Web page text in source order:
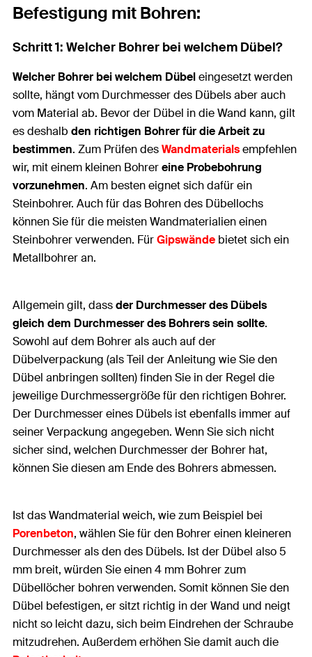
Befestigung mit Bohren:
Schritt 1: Welcher Bohrer bei welchem Dübel?
Welcher Bohrer bei welchem Dübeleingesetzt werden
sollte, hängt vom Durchmesser des Dübels aber auch
vom Material ab. Bevor der Dübel in die Wand kann, gilt
es deshalb den richtigen Bohrer für die Arbeit zu
bestimmen. Zum Prüfen desWandmaterialsempfehlen
wir, mit einem kleinen Bohrereine Probebohrung
vorzunehmen. Am besten eignet sich dafür ein
Steinbohrer. Auch für das Bohren des Dübellochs
können Sie für die meisten Wandmaterialien einen
Steinbohrer verwenden. FürGipswände bietet sich ein
Metallbohrer an.
Allgemein gilt, dassder Durchmesser des Dübels
gleich dem Durchmesser des Bohrerssein sollte.
Sowohl auf dem Bohrer als auch auf der
Dübelverpackung (als Teil der Anleitung wie Sie den
Dübel anbringen sollten) finden Sie in der Regel die
jeweilige Durchmessergröße für den richtigen Bohrer.
Der Durchmesser eines Dübels ist ebenfalls immer auf
seiner Verpackung angegeben. Wenn Sie sich nicht
sicher sind, welchen Durchmesser der Bohrer hat,
können Sie diesen am Ende des Bohrers abmessen.
Ist das Wandmaterial weich, wie zum Beispiel bei
Porenbeton, wählen Sie für den Bohrer einen kleineren
Durchmesser als den des Dübels. Ist der Dübel also 5
mm breit, würden Sie einen 4 mm Bohrer zum
Dübellöcher bohren verwenden. Somit können Sie den
Dübel befestigen, er sitzt richtig in der Wand und neigt
nicht so leicht dazu, sich beim Eindrehen der Schraube
mitzudrehen. Außerdem erhöhen Sie damit auch die